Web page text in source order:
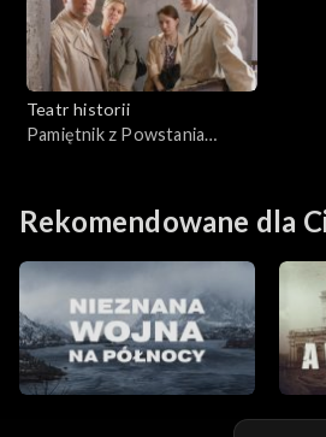
Teatr historii
Pamiętnik z Powstania
Rekomendowane dla